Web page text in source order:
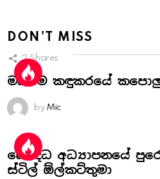
DON'T MISS
2 Shares
මධ්‍යම කඳුකරයේ
by Mic
බෞද්ධ අධ්‍යාපනයේ
ස්‌ටිල් ඕල්කට්‌තුමා